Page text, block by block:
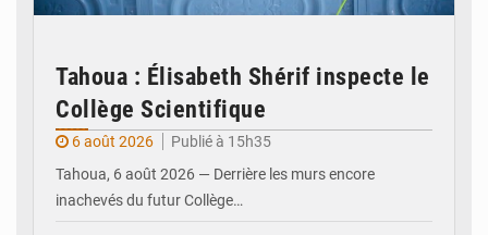
Tahoua : Élisabeth Shérif inspecte le
Collège Scientifique
6 août 2026
Publié à 15h35
Tahoua, 6 août 2026 — Derrière les murs encore
inachevés du futur Collège…